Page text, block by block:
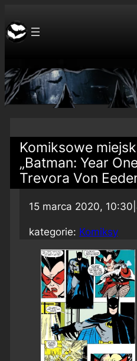
Komiksowe
„Batman: Year
Trevora Von
15 marca 2020, 10:30
kategorie: Komiksy